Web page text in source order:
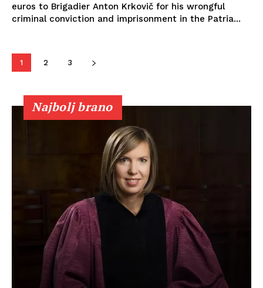
euros to Brigadier Anton Krkovič for his wrongful
criminal conviction and imprisonment in the Patria...
1 2 3
Najbolj brano